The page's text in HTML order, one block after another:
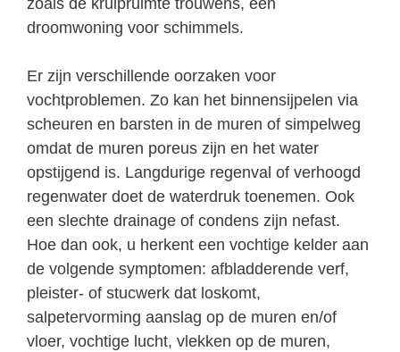
droomwoning voor schimmels.
Er zijn verschillende oorzaken voor
vochtproblemen. Zo kan het binnensijpelen via
scheuren en barsten in de muren of simpelweg
omdat de muren poreus zijn en het water
opstijgend is. Langdurige regenval of verhoogd
regenwater doet de waterdruk toenemen. Ook
een slechte drainage of condens zijn nefast.
Hoe dan ook, u herkent een vochtige kelder aan
de volgende symptomen: afbladderende verf,
pleister- of stucwerk dat loskomt,
salpetervorming aanslag op de muren en/of
vloer, vochtige lucht, vlekken op de muren,